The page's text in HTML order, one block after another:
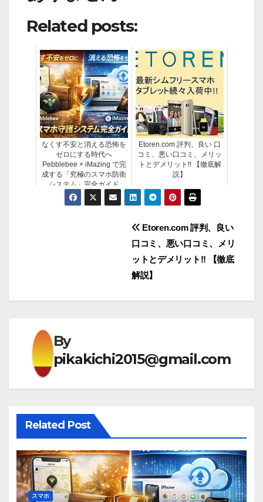
Related posts:
なくす不安と消える恐怖を
ゼロにする時代へ
Pebblebee × iMazing で完
成する「究極のスマホ防衛
システム」完全ガイド
Etoren.com 評判、良い 口
コミ、悪い口コミ、メリッ
トとデメリット!! 【徹底解
説】
ビ
ゲ
ー
シ
ン
Etoren.com 評判、良い
口コミ、悪い口コミ、メリ
ットとデメリット!! 【徹底
解説】
By
pikakichi2015@gmail.com
Related Post
スマホ